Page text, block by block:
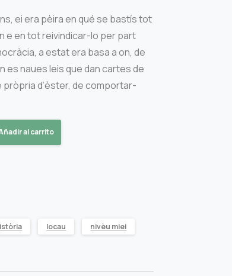
ei era pèira en qué se bastís tot
e en tot reivindicar-lo per part
a estat era basa a on, de
es naues leis que dan cartes de
d’èster, de comportar-
al carrito
istòria locau nivèu miei